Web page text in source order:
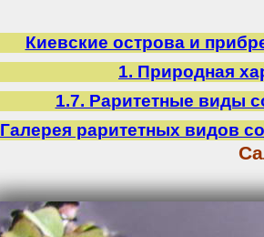
Киевские острова и
1. Природная
1.7. Раритетные виды
Галерея раритетных видов